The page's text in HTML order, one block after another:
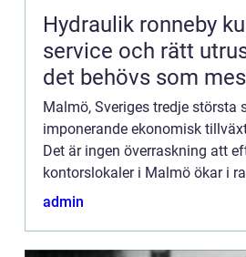
Hydraulik ronneby kunskap,
service och rätt
det behövs som
Malmö, Sveriges tredje största
imponerande ekonomisk
Det är ingen överraskning att
kontorslokaler i Malmö ökar i
admin